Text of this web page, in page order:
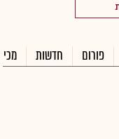
פורום חדשות